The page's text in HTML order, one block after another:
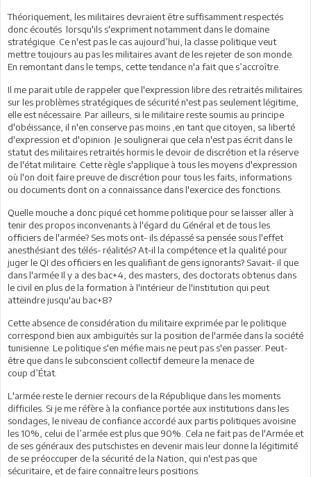
Théoriquement, les militaires devraient être suffisamment respectés
donc écoutés lorsqu'ils s'expriment notamment dans le domaine
stratégique .Ce n'est pas le cas aujourd’hui, la classe politique veut
mettre toujours au pas les militaires avant de les rejeter de son monde.
En remontant dans le temps, cette tendance n'a fait que s’accroître.
Il me parait utile de rappeler que l'expression libre des retraités militaires
sur les problèmes stratégiques de sécurité n'est pas seulement légitime,
elle est nécessaire. Par ailleurs, si le militaire reste soumis au principe
d'obéissance, il n'en conserve pas moins ,en tant que citoyen, sa liberté
d'expression et d'opinion. Je soulignerai que cela n'est pas écrit dans le
statut des militaires retraités hormis le devoir de discrétion et la réserve
de l'état militaire. Cette règle s'applique à tous les moyens d'expression
où l'on doit faire preuve de discrétion pour tous les faits, informations
ou documents dont on a connaissance dans l'exercice des fonctions.
Quelle mouche a donc piqué cet homme politique pour se laisser aller à
tenir des propos inconvenants à l'égard du Général et de tous les
officiers de l'armée? Ses mots ont- ils dépassé sa pensée sous l'effet
anesthésiant des télés- réalités? At-il la compétence et la qualité pour
juger le QI des officiers en les qualifiant de gens ignorants? Savait- il que
dans l'armée Il y a des bac+4, des masters, des doctorats obtenus dans
le civil en plus de la formation à l'intérieur de l'institution qui peut
atteindre jusqu'au bac+8?
Cette absence de considération du militaire exprimée par le politique
correspond bien aux ambiguïtés sur la position de l'armée dans la société
tunisienne. Le politique s'en méfie mais ne peut pas s'en passer. Peut-
être que dans le subconscient collectif demeure la menace de
coup d’État.
L'armée reste le dernier recours de la République dans les moments
difficiles. Si je me réfère à la confiance portée aux institutions dans les
sondages, le niveau de confiance accordé aux partis politiques avoisine
les 10%, celui de l’armée est plus que 90%. Cela ne fait pas de l'Armée et
de ses généraux des putschistes en devenir mais leur donne la légitimité
de se préoccuper de la sécurité de la Nation, qui n'est pas que
sécuritaire, et de faire connaître leurs positions.